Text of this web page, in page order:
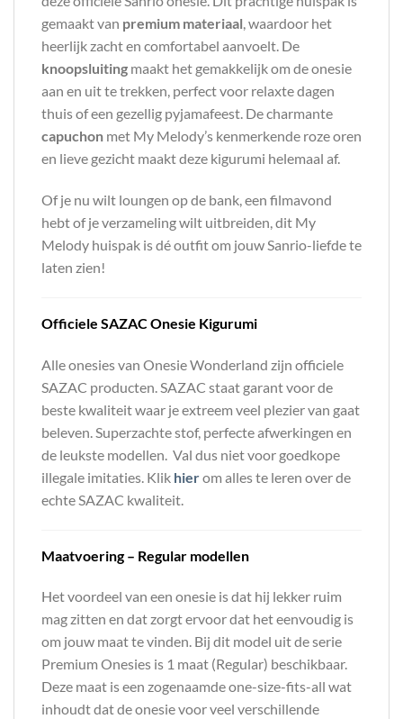
gemaakt van premium materiaal, waardoor het
heerlijk zacht en comfortabel aanvoelt. De
knoopsluiting maakt het gemakkelijk om de onesie
aan en uit te trekken, perfect voor relaxte dagen
thuis of een gezellig pyjamafeest. De charmante
capuchon met My Melody’s kenmerkende roze oren
en lieve gezicht maakt deze kigurumi helemaal af.
Of je nu wilt loungen op de bank, een filmavond
hebt of je verzameling wilt uitbreiden, dit My
Melody huispak is dé outfit om jouw Sanrio-liefde te
laten zien!
Officiele SAZAC Onesie Kigurumi
Alle onesies van Onesie Wonderland zijn officiele
SAZAC producten. SAZAC staat garant voor de
beste kwaliteit waar je extreem veel plezier van gaat
beleven. Superzachte stof, perfecte afwerkingen en
de leukste modellen. Val dus niet voor goedkope
illegale imitaties. Klik hierom alles te leren over de
echte SAZAC kwaliteit.
Maatvoering – Regular modellen
Het voordeel van een onesie is dat hij lekker ruim
mag zitten en dat zorgt ervoor dat het eenvoudig is
om jouw maat te vinden. Bij dit model uit de serie
Premium Onesies is 1 maat (Regular) beschikbaar.
Deze maat is een zogenaamde one-size-fits-all wat
inhoudt dat de onesie voor veel verschillende